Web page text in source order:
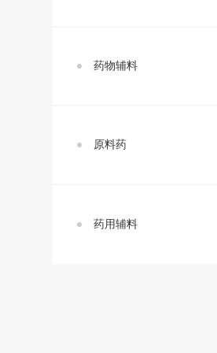
药物辅料
原料药
药用辅料